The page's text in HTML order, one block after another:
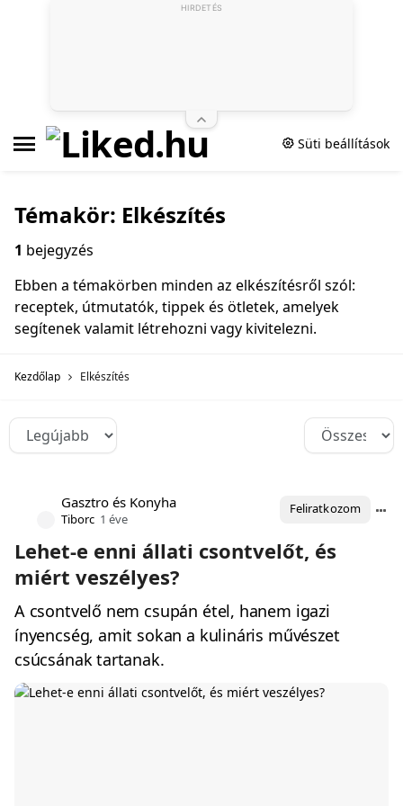
Süti beállítások
Témakör: Elkészítés
1 bejegyzés
Ebben a témakörben minden az elkészítésről szól:
receptek, útmutatók, tippek és ötletek, amelyek
segítenek valamit létrehozni vagy kivitelezni.
Kezdőlap Elkészítés
Gasztro és Konyha
Tiborc 1 éve
Feliratkozom
Lehet-e enni állati csontvelőt, és
miért veszélyes?
A csontvelő nem csupán étel, hanem igazi
ínyencség, amit sokan a kulináris művészet
csúcsának tartanak.
HIRDETÉS